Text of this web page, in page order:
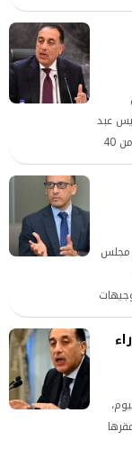
عبد
الفتاح السيسي، والتي تصل قيمتها الإجمالية إلى أكثر من 40
مجلس